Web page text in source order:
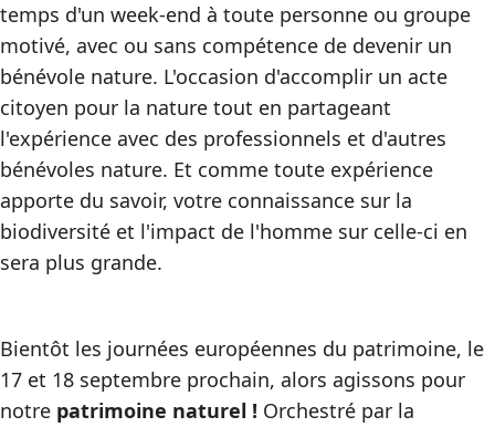
temps d'un week-end à toute personne ou groupe
motivé, avec ou sans compétence de devenir un
bénévole nature. L'occasion d'accomplir un acte
citoyen pour la nature tout en partageant
l'expérience avec des professionnels et d'autres
bénévoles nature. Et comme toute expérience
apporte du savoir, votre connaissance sur la
biodiversité et l'impact de l'homme sur celle-ci en
sera plus grande.
Bientôt les journées européennes du patrimoine, le
17 et 18 septembre prochain, alors agissons pour
notre patrimoine naturel ! Orchestré par la